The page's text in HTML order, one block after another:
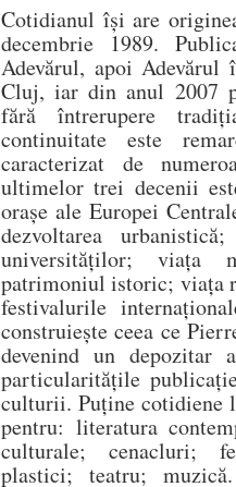
Cotidianul își are
decembrie 1989.
Adevărul, apoi
Cluj, iar din anul 2007
fără întrerupere
continuitate este
caracterizat de
ultimelor trei decenii
orașe ale Europei
dezvoltarea
universităților; viața
patrimoniul istoric; viața
festivalurile
construiește ceea ce
devenind un depozitar
particularitățile
culturii. Puține cotidiene
pentru: literatura
culturale; cenacluri;
plastici; teatru;